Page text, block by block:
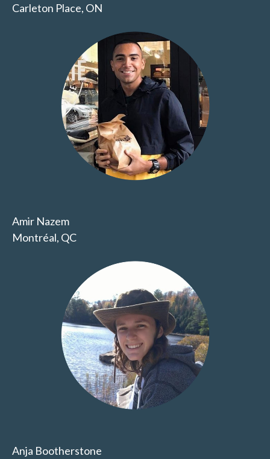
Carleton Place, ON
Amir Nazem
Montréal, QC
Anja Bootherstone